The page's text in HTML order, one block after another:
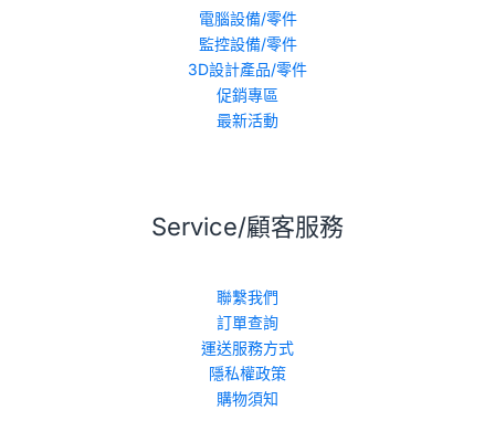
電腦設備/零件
監控設備/零件
3D設計產品/零件
促銷專區
最新活動
Service/顧客服務
聯繫我們
訂單查詢
運送服務方式
隱私權政策
購物須知